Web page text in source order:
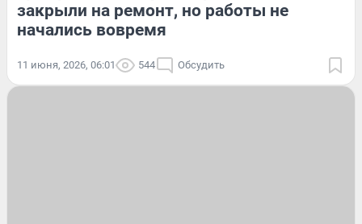
закрыли на ремонт, но работы не
начались вовремя
11 июня, 2026, 06:01 544 Обсудить